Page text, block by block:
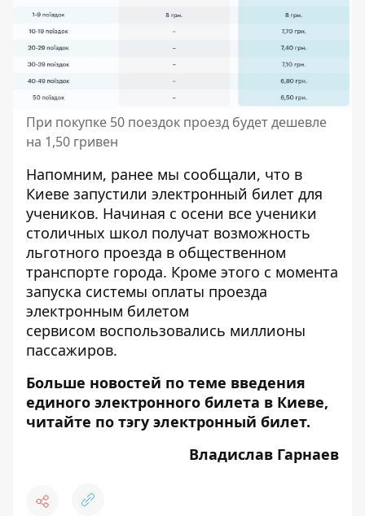
При покупке 50 поездок проезд будет дешевле
на 1,50 гривен
Напомним, ранее мы сообщали, что в
Киеве запустили электронный билет для
учеников. Начиная с осени все ученики
столичных школ получат возможность
льготного проезда в общественном
транспорте города. Кроме этого с момента
запуска системы оплаты проезда
электронным билетом
сервисом воспользовались миллионы
пассажиров.
Больше новостей по теме введения
единого электронного билета в Киеве,
читайте по тэгу электронный билет.
Владислав Гарнаев